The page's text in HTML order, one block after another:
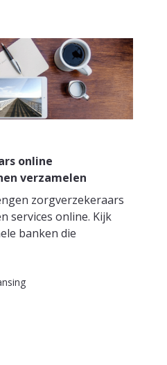
online
verzamelen
zorgverzekeraars
services online. Kijk
banken die